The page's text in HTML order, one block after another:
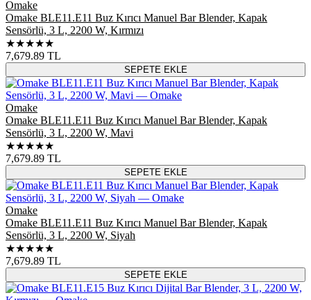
Omake
Omake BLE11.E11 Buz Kırıcı Manuel Bar Blender, Kapak
Sensörlü, 3 L, 2200 W, Kırmızı
★★★★★
7,679.89 TL
SEPETE EKLE
Omake
Omake BLE11.E11 Buz Kırıcı Manuel Bar Blender, Kapak
Sensörlü, 3 L, 2200 W, Mavi
★★★★★
7,679.89 TL
SEPETE EKLE
Omake
Omake BLE11.E11 Buz Kırıcı Manuel Bar Blender, Kapak
Sensörlü, 3 L, 2200 W, Siyah
★★★★★
7,679.89 TL
SEPETE EKLE